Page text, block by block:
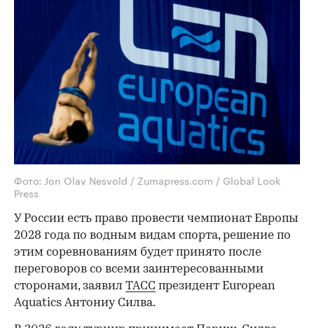
Фото: Jon Olav Nesvold / Zumapress.com / Global Look
Press
У России есть право провести чемпионат Европы
2028 года по водным видам спорта, решение по
этим соревнованиям будет принято после
переговоров со всеми заинтересованными
сторонами, заявил ТАСС президент European
Aquatics Антониу Силва.